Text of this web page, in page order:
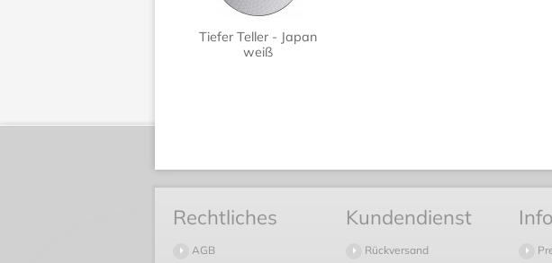
Tiefer Teller - Japan
weiß
Rechtliches
AGB
Kundendienst
Rückversand